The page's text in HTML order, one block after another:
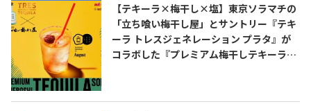
【テキーラ×梅干し×塩】東京ソラマチの
「立ち喰い梅干し屋」とサントリー『テキ
ーラ トレスジェネレーション プラタ』が
コラボした『プレミアム梅干しテキーラソ